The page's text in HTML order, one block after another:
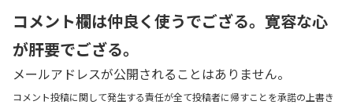
コメント欄は仲良く使うでござる。寛容な心
が肝要でござる。
メールアドレスが公開されることはありません。
コメント投稿に関して発生する責任が全て投稿者に帰すことを承諾の上書き